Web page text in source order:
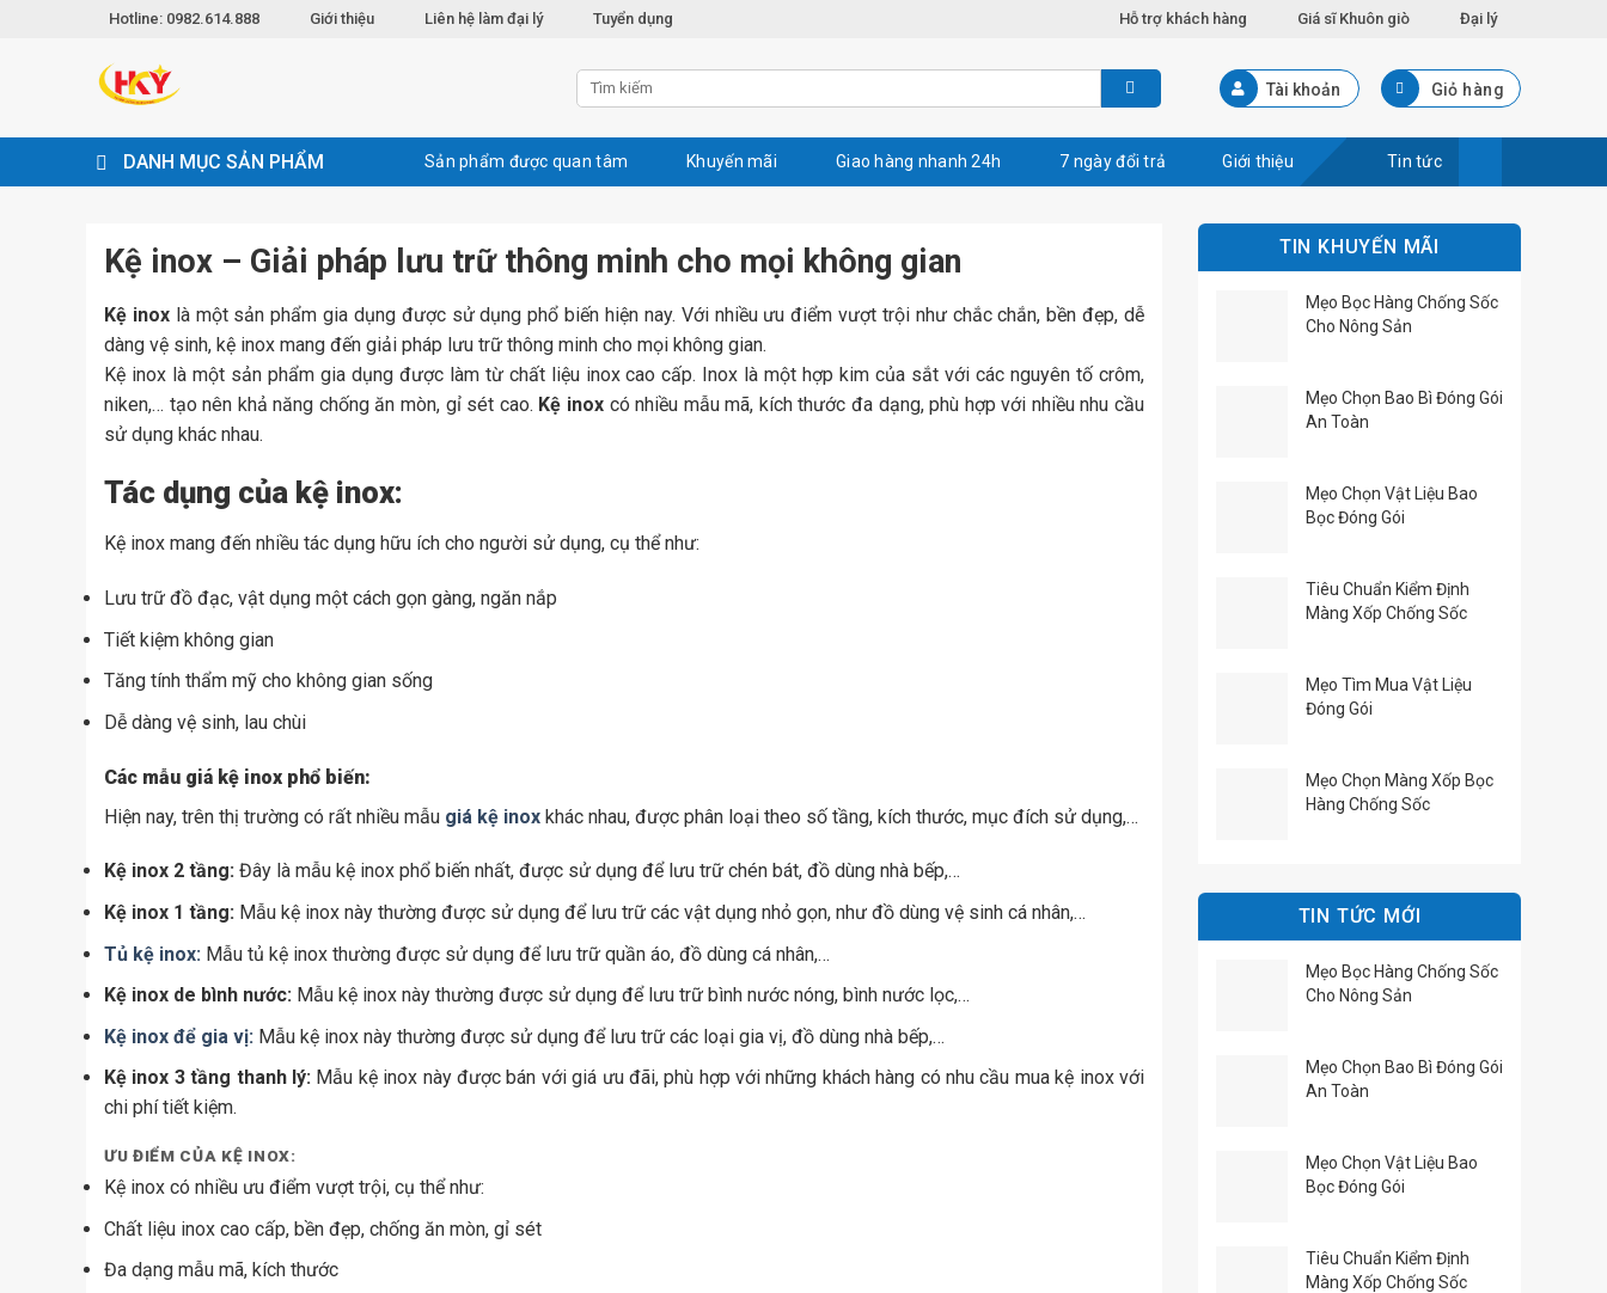
Hotline: 0982.614.888 Giới thiệu Liên hệ làm đại lý Tuyển dụng Hỗ trợ khách hàng Giá sĩ Khuôn giò Đại lý
Tài khoản Giỏ hàng
DANH MỤC SẢN PHẨM Sản phẩm được quan tâm Khuyến mãi Giao hàng nhanh 24h 7 ngày đổi trả Giới thiệu Tin tức
Kệ inox – Giải pháp lưu trữ thông minh cho mọi không gian
Kệ inoxlà một sản phẩm gia dụng được sử dụng phổ biến hiện nay. Với nhiều ưu điểm vượt trội như chắc chắn, bền đẹp, dễ
dàng vệ sinh, kệ inox mang đến giải pháp lưu trữ thông minh cho mọi không gian.
Kệ inox là một sản phẩm gia dụng được làm từ chất liệu inox cao cấp. Inox là một hợp kim của sắt với các nguyên tố crôm,
niken,… tạo nên khả năng chống ăn mòn, gỉ sét cao. Kệ inoxcó nhiều mẫu mã, kích thước đa dạng, phù hợp với nhiều nhu cầu
sử dụng khác nhau.
Tác dụng của kệ inox:
Kệ inox mang đến nhiều tác dụng hữu ích cho người sử dụng, cụ thể như:
Lưu trữ đồ đạc, vật dụng một cách gọn gàng, ngăn nắp
Tiết kiệm không gian
Tăng tính thẩm mỹ cho không gian sống
Dễ dàng vệ sinh, lau chùi
Các mẫu giá kệ inox phổ biến:
Hiện nay, trên thị trường có rất nhiều mẫu giá kệ inox khác nhau, được phân loại theo số tầng, kích thước, mục đích sử dụng,…
Kệ inox 2 tầng: Đây là mẫu kệ inox phổ biến nhất, được sử dụng để lưu trữ chén bát, đồ dùng nhà bếp,…
Kệ inox 1 tầng: Mẫu kệ inox này thường được sử dụng để lưu trữ các vật dụng nhỏ gọn, như đồ dùng vệ sinh cá nhân,…
Tủ kệ inox: Mẫu tủ kệ inox thường được sử dụng để lưu trữ quần áo, đồ dùng cá nhân,…
Kệ inox de bình nước: Mẫu kệ inox này thường được sử dụng để lưu trữ bình nước nóng, bình nước lọc,…
Kệ inox để gia vị: Mẫu kệ inox này thường được sử dụng để lưu trữ các loại gia vị, đồ dùng nhà bếp,…
Kệ inox 3 tầng thanh lý:Mẫu kệ inox này được bán với giá ưu đãi, phù hợp với những khách hàng có nhu cầu mua kệ inox với
chi phí tiết kiệm.
ƯU ĐIỂM CỦA KỆ INOX:
Kệ inox có nhiều ưu điểm vượt trội, cụ thể như:
Chất liệu inox cao cấp, bền đẹp, chống ăn mòn, gỉ sét
Đa dạng mẫu mã, kích thước
TIN KHUYẾN MÃI
Mẹo Bọc Hàng Chống Sốc
Cho Nông Sản
Mẹo Chọn Bao Bì Đóng Gói
An Toàn
Mẹo Chọn Vật Liệu Bao
Bọc Đóng Gói
Tiêu Chuẩn Kiểm Định
Màng Xốp Chống Sốc
Mẹo Tìm Mua Vật Liệu
Đóng Gói
Mẹo Chọn Màng Xốp Bọc
Hàng Chống Sốc
TIN TỨC MỚI
Mẹo Bọc Hàng Chống Sốc
Cho Nông Sản
Mẹo Chọn Bao Bì Đóng Gói
An Toàn
Mẹo Chọn Vật Liệu Bao
Bọc Đóng Gói
Tiêu Chuẩn Kiểm Định
Màng Xốp Chống Sốc